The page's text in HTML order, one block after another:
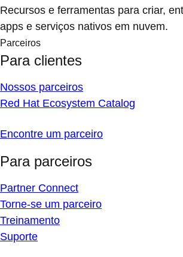
Recursos e ferramentas para criar,
apps e serviços nativos em nuvem.
Parceiros
Para clientes
Nossos parceiros
Red Hat Ecosystem Catalog
Encontre um parceiro
Para parceiros
Partner Connect
Torne-se um parceiro
Treinamento
Suporte